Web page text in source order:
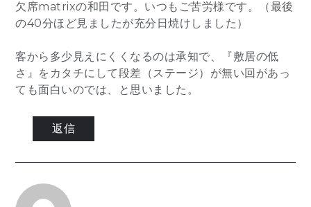
ョ
ン
欠席matrixの和田です。いつもご苦労様です。（最後
の40分ほど見ましたが充分日焼けしました）
客から多少見えにくくなるのは承知で、『敷居の低
さ』をカタチにして段差（ステージ）が無い回があっ
ても面白いのでは、と思いました。
返信